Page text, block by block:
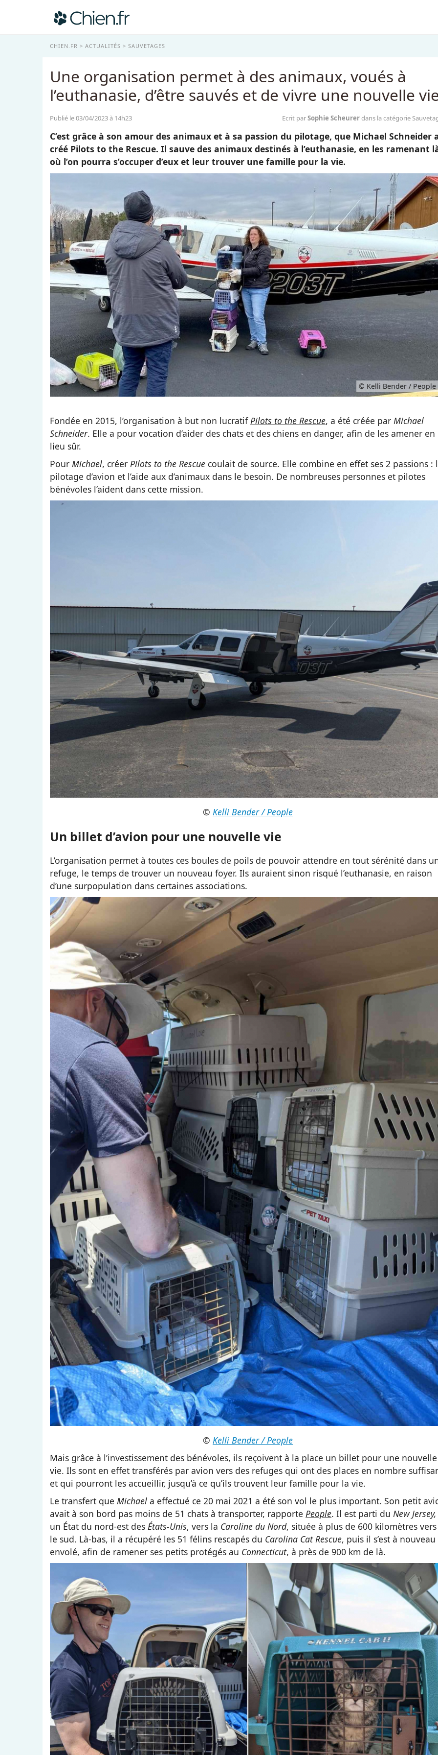
CHIEN.FR ACTUALITÉS SAUVETAGES
Une organisation permet à des animaux, voués à
l’euthanasie, d’être sauvés et de vivre une nouvelle
Publié le 03/04/2023 à 14h23 Ecrit parSophie Scheurerdans la catégorie
C’est grâce à son amour des animaux et à sa passion du pilotage, que Michael Schneider
créé Pilots to the Rescue. Il sauve des animaux destinés à l’euthanasie, en les ramenant
où l’on pourra s’occuper d’eux et leur trouver une famille pour la vie.
© Kelli Bender / People
Fondée en 2015, l’organisation à but non lucratif Pilots to the Rescue, a été créée par Michael
Schneider. Elle a pour vocation d’aider des chats et des chiens en danger, afin de les amener en
lieu sûr.
Pour Michael, créer Pilots to the Rescue coulait de source. Elle combine en effet ses 2 passions :
pilotage d’avion et l’aide aux d’animaux dans le besoin. De nombreuses personnes et pilotes
bénévoles l’aident dans cette mission.
© Kelli Bender / People
Un billet d’avion pour une nouvelle vie
L’organisation permet à toutes ces boules de poils de pouvoir attendre en tout sérénité dans
refuge, le temps de trouver un nouveau foyer. Ils auraient sinon risqué l’euthanasie, en raison
d’une surpopulation dans certaines associations.
© Kelli Bender / People
Mais grâce à l’investissement des bénévoles, ils reçoivent à la place un billet pour une nouvelle
vie. Ils sont en effet transférés par avion vers des refuges qui ont des places en nombre
et qui pourront les accueillir, jusqu’à ce qu’ils trouvent leur famille pour la vie.
Le transfert que Michael a effectué ce 20 mai 2021 a été son vol le plus important. Son petit
avait à son bord pas moins de 51 chats à transporter, rapporte People. Il est parti du New Jersey,
un État du nord-est des États-Unis, vers la Caroline du Nord, située à plus de 600 kilomètres vers
le sud. Là-bas, il a récupéré les 51 félins rescapés du Carolina Cat Rescue, puis il s’est à nouveau
envolé, afin de ramener ses petits protégés au Connecticut, à près de 900 km de là.